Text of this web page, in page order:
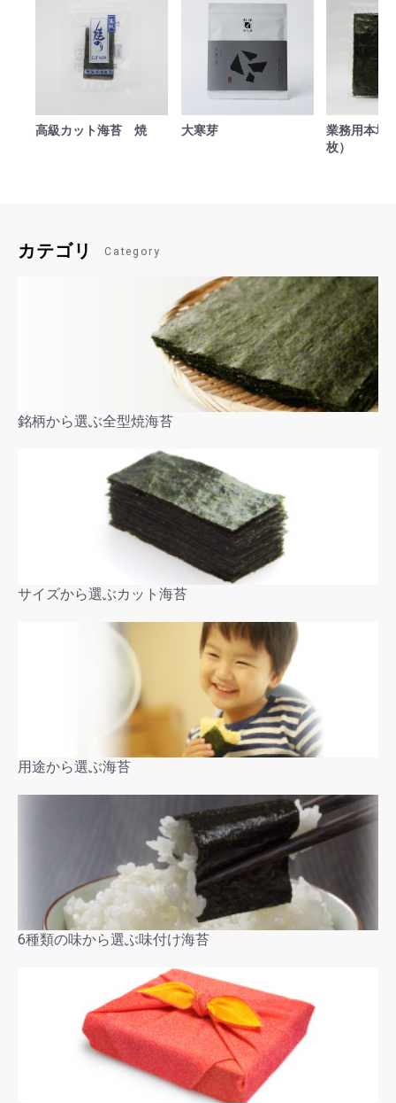
お買い物を続ける
高級カット海苔 焼 大寒芽
業務用本場
枚）
カテゴリ Category
銘柄から選ぶ全型焼海苔
サイズから選ぶカット海苔
用途から選ぶ海苔
6種類の味から選ぶ味付け海苔